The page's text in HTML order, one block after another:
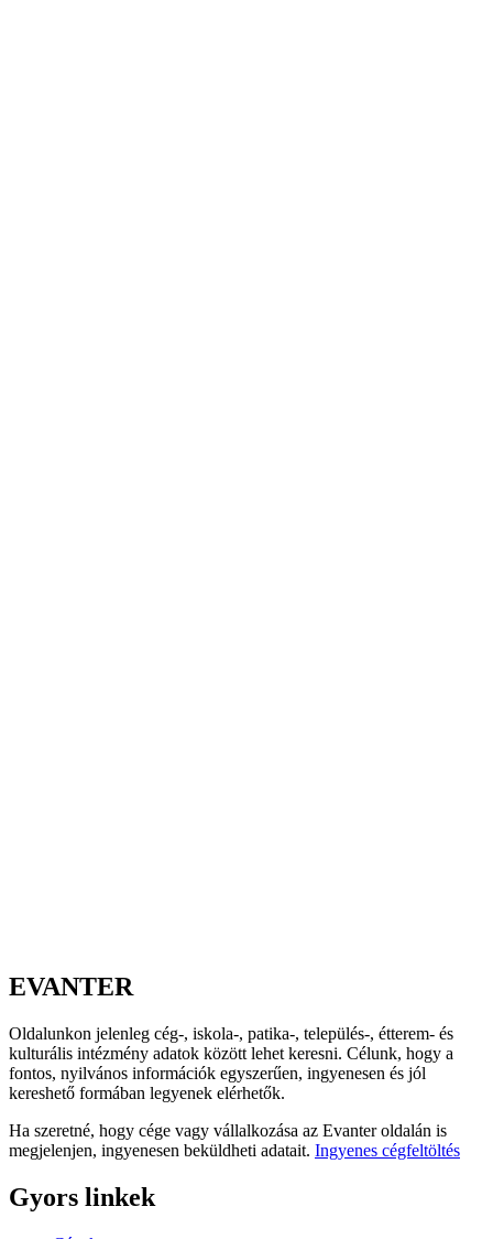
EVANTER
Oldalunkon jelenleg cég-, iskola-, patika-, település-, étterem- és
kulturális intézmény adatok között lehet keresni. Célunk, hogy a
fontos, nyilvános információk egyszerűen, ingyenesen és jól
kereshető formában legyenek elérhetők.
Ha szeretné, hogy cége vagy vállalkozása az Evanter oldalán is
megjelenjen, ingyenesen beküldheti adatait. Ingyenes cégfeltöltés
Gyors linkek